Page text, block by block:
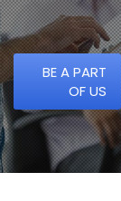
BE A PART
OF US